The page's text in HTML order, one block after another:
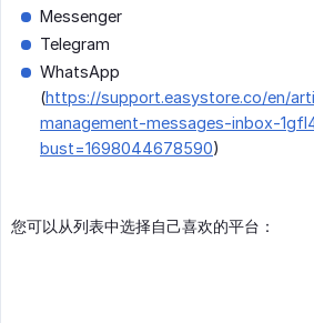
Messenger
Telegram
WhatsApp
(https://support.easystore.co/en/
management-messages-inbox-
bust=1698044678590)
您可以从列表中选择自己喜欢的平台：